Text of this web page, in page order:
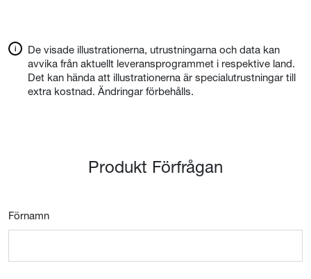
De visade illustrationerna, utrustningarna och data kan
avvika från aktuellt leveransprogrammet i respektive land.
Det kan hända att illustrationerna är specialutrustningar till
extra kostnad. Ändringar förbehålls.
Produkt Förfrågan
Förnamn